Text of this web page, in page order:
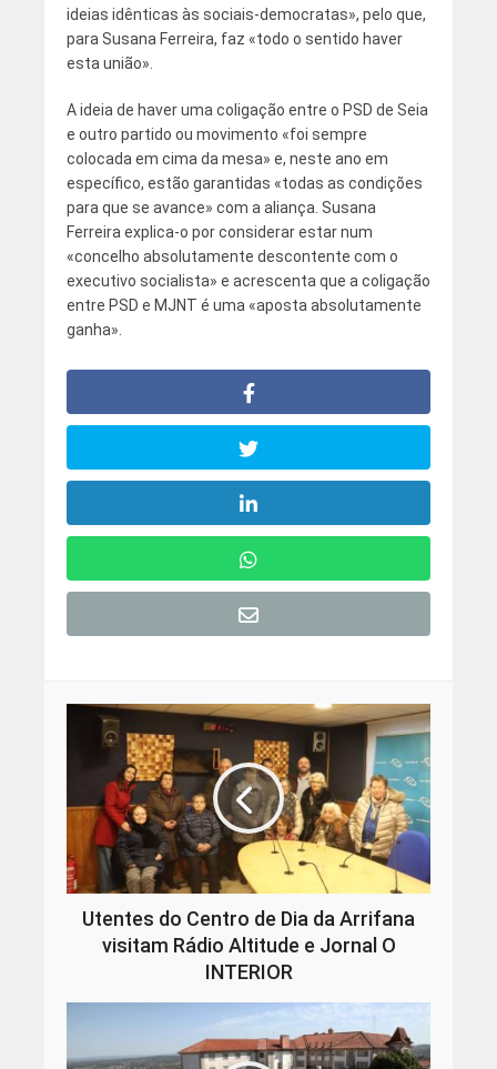
ideias idênticas às sociais-democratas», pelo que,
para Susana Ferreira, faz «todo o sentido haver
esta união».
A ideia de haver uma coligação entre o PSD de Seia
e outro partido ou movimento «foi sempre
colocada em cima da mesa» e, neste ano em
específico, estão garantidas «todas as condições
para que se avance» com a aliança. Susana
Ferreira explica-o por considerar estar num
«concelho absolutamente descontente com o
executivo socialista» e acrescenta que a coligação
entre PSD e MJNT é uma «aposta absolutamente
ganha».
Utentes do Centro de Dia da Arrifana
visitam Rádio Altitude e Jornal O
INTERIOR